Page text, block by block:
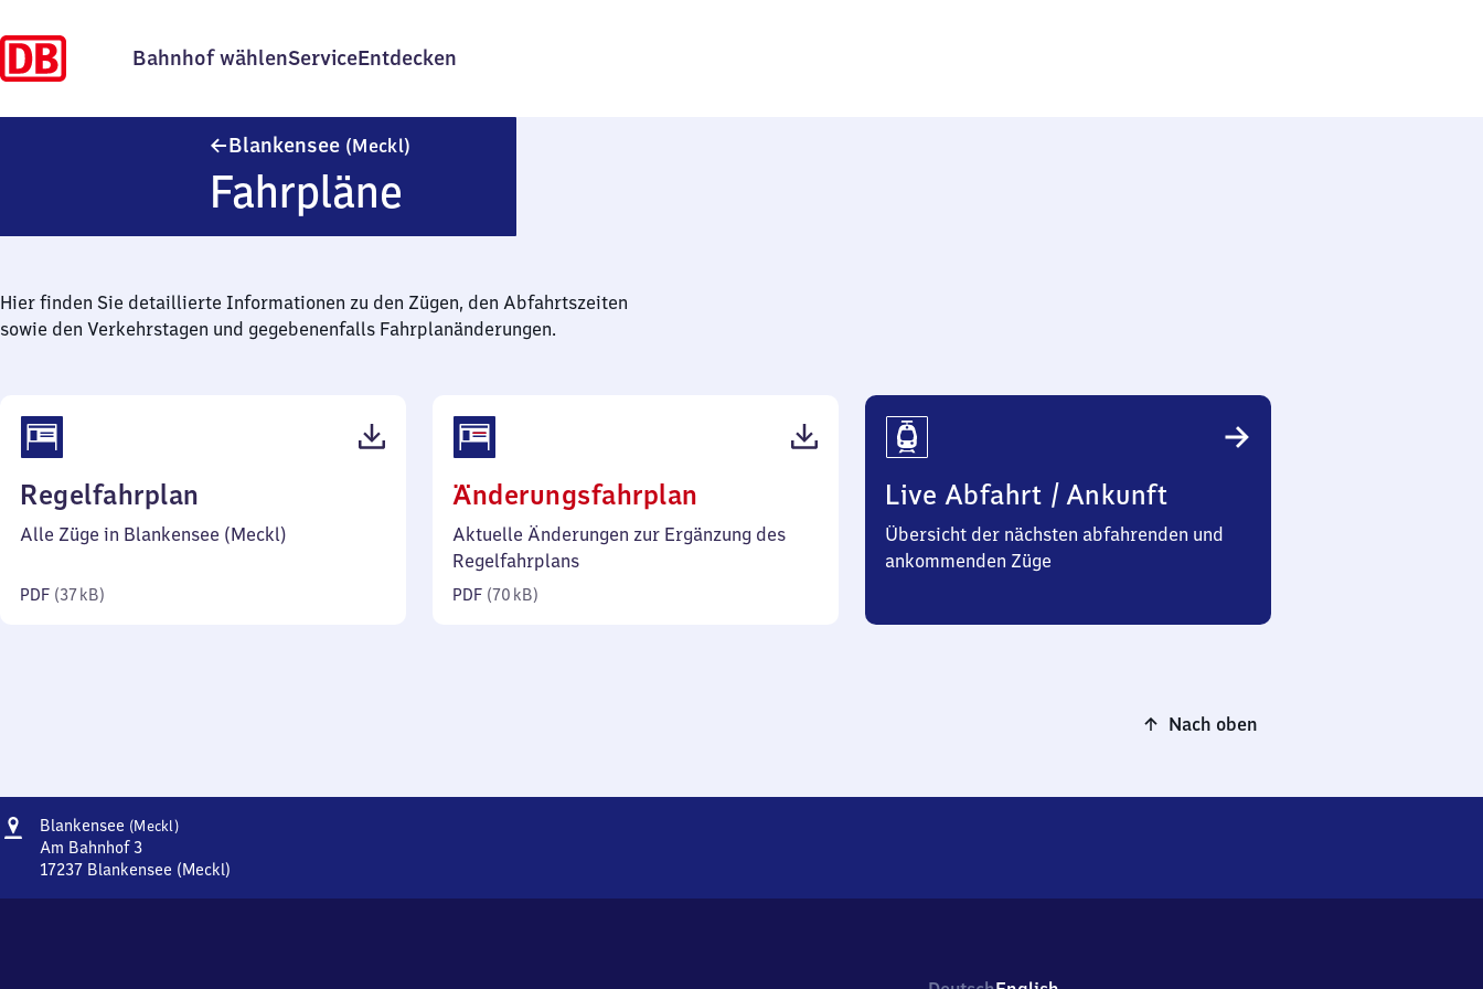
Bahnhof wählenServiceEntdecken
Blankensee (Meckl)
Fahrpläne
Hier finden Sie detaillierte Informationen zu den Zügen, den Abfahrtszeiten
sowie den Verkehrstagen und gegebenenfalls Fahrplanänderungen.
Regelfahrplan
37
Alle Züge in Blankensee (Meckl)
PDF (37 kB)
Änderungsfahrplan
70
Aktuelle Änderungen zur Ergänzung des
Regelfahrplans
PDF (70 kB)
Live Abfahrt / Ankunft
Übersicht der nächsten abfahrenden und
ankommenden Züge
Nach oben
Adresse
Blankensee (Meckl)Blankensee
Am Bahnhof 3
17237 Blankensee (Meckl)